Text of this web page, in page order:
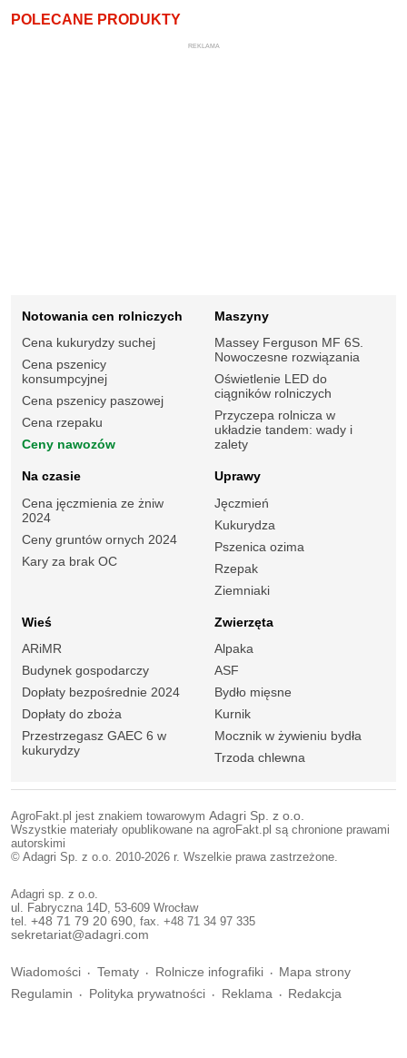
POLECANE PRODUKTY
REKLAMA
Notowania cen rolniczych
Cena kukurydzy suchej
Cena pszenicy
konsumpcyjnej
Cena pszenicy paszowej
Cena rzepaku
Ceny nawozów
Maszyny
Massey Ferguson MF 6S.
Nowoczesne rozwiązania
Oświetlenie LED do
ciągników rolniczych
Przyczepa rolnicza w
układzie tandem: wady i
zalety
Na czasie
Cena jęczmienia ze żniw
2024
Ceny gruntów ornych 2024
Kary za brak OC
Uprawy
Jęczmień
Kukurydza
Pszenica ozima
Rzepak
Ziemniaki
Wieś
ARiMR
Budynek gospodarczy
Dopłaty bezpośrednie 2024
Dopłaty do zboża
Przestrzegasz GAEC 6 w
kukurydzy
Zwierzęta
Alpaka
ASF
Bydło mięsne
Kurnik
Mocznik w żywieniu bydła
Trzoda chlewna
AgroFakt.pl jest znakiem towarowym Adagri Sp. z o.o.
Wszystkie materiały opublikowane na agroFakt.pl są chronione prawami
autorskimi
© Adagri Sp. z o.o. 2010-2026 r. Wszelkie prawa zastrzeżone.
Adagri sp. z o.o.
ul. Fabryczna 14D, 53-609 Wrocław
tel. +48 71 79 20 690 , fax. +48 71 34 97 335
sekretariat@adagri.com
Wiadomości Tematy Rolnicze infografiki
Mapa strony
Regulamin
Polityka prywatności Reklama Redakcja